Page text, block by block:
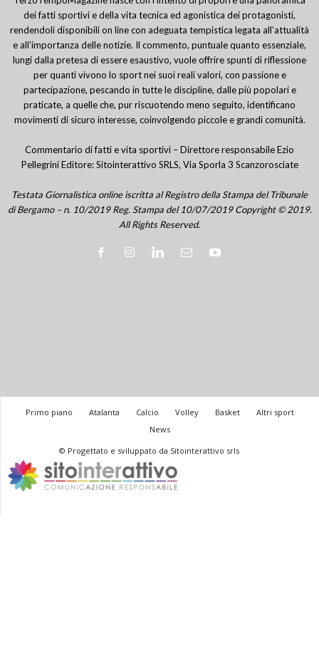
dei fatti sportivi e della vita tecnica ed agonistica dei protagonisti,
rendendoli disponibili on line con adeguata tempistica legata all’attualità
e all’importanza delle notizie. Il commento, puntuale quanto essenziale,
lungi dalla pretesa di essere esaustivo, vuole offrire spunti di riflessione
per quanti vivono lo sport nei suoi reali valori, con passione e
partecipazione, pescando in tutte le discipline, dalle più popolari e
praticate, a quelle che, pur riscuotendo meno seguito, identificano
movimenti di sicuro interesse, coinvolgendo piccole e grandi comunità.
Commentario di fatti e vita sportivi – Direttore responsabile Ezio
Pellegrini Editore: Sitointerattivo SRLS, Via Sporla 3 Scanzorosciate
Testata Giornalistica online iscritta al Registro della Stampa del Tribunale
di Bergamo – n. 10/2019 Reg. Stampa del 10/07/2019 Copyright © 2019.
All Rights Reserved.
Primo piano Atalanta Calcio Volley Basket
Altri sport
News
© Progettato e sviluppato da Sitointerattivo srls